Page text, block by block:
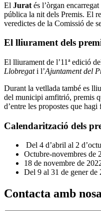
El Jurat és l’òrgan
pública la nit dels Premis. El
veredictes de la Comissió de
El lliurament dels
El lliurament de l’11ª edició
Llobregati l’Ajuntament del
Durant la vetllada també es
del municipi amfitrió, premis
d’entre les propostes que hagi
Calendarització dels
Del 4 d’abril al 2
Octubre-novembres de
18 de novembre de
Del 9 al 31 de gener de
Contacta amb